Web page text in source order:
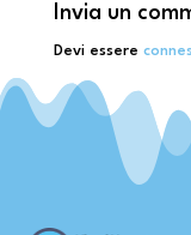
Invia un
Devi essere